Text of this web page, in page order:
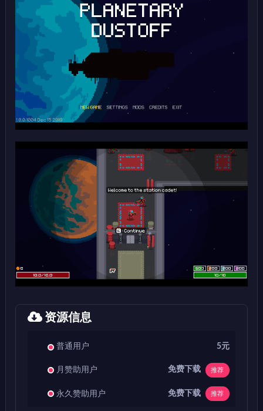
资源信息
普通用户 5元
月赞助用户 免费下载 推荐
永久赞助用户 免费下载 推荐